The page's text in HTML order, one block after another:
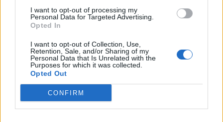
I want to opt-out of processing my
Personal Data for Targeted Advertising.
Opted In
I want to opt-out of Collection, Use,
Retention, Sale, and/or Sharing of my
Personal Data that Is Unrelated with the
Purposes for which it was collected.
Opted Out
CONFIRM
ΠΕΡΙΣΣΌΤΕΡΑ ΣΕ ΑΥΤΉ ΤΗΝ ΚΑΤΗΓΟΡΊΑ